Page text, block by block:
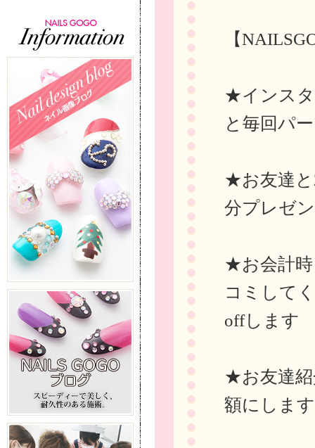
【
★インスタ
と毎回パ
★お友達と
分プレゼ
★お会計時
コミして
offします
★お友達紹
額にしま